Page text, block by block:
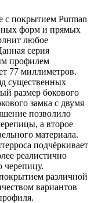
с покрытием Purman
форм и прямых
любое
серия
профилем
77 миллиметров.
существенных
размер бокового
замка с двумя
позволило
а второе
материала.
подчёркивает
реалистично
черепицу.
различной
вариантов